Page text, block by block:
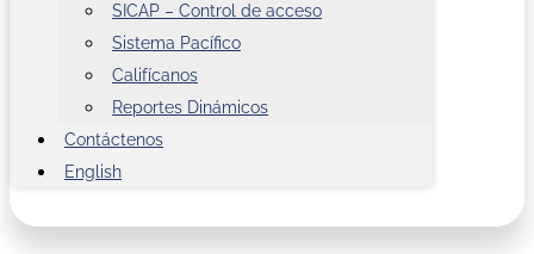
SICAP – Control de acceso
Sistema Pacífico
Califícanos
Reportes Dinámicos
Contáctenos
English